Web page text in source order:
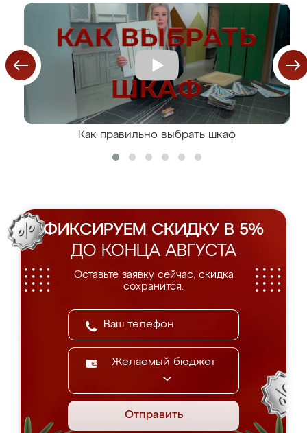
Как правильно выбрать шкаф
ФИКСИРУЕМ СКИДКУ В 5%
ДО КОНЦА АВГУСТА
Оставьте заявку сейчас, скидка
сохранится.
Желаемый бюджет
Отправить